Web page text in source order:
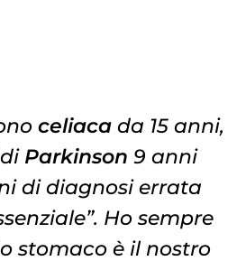
celiacada 15 anni,
Parkinson 9 anni
di diagnosi errata
Ho sempre
stomaco è il nostro